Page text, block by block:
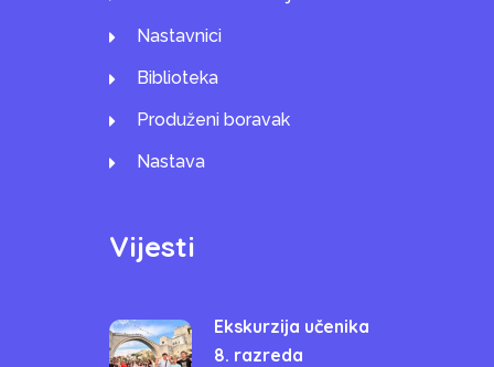
Nastavnici
Biblioteka
Produženi boravak
Nastava
Vijesti
Ekskurzija učenika
8. razreda